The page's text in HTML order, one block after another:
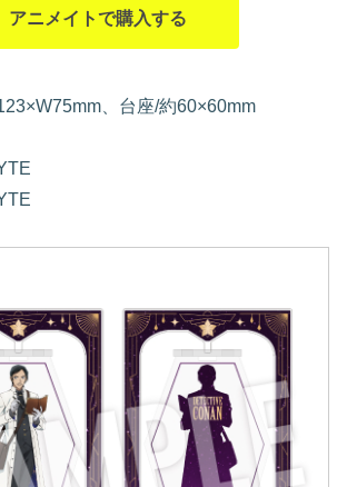
アニメイトで購入する
、台座/約60×60mm